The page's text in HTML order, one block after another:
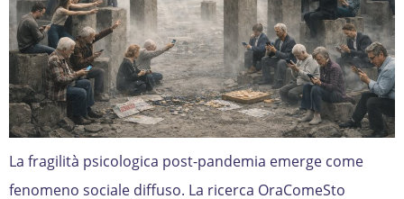
La fragilità psicologica post-pandemia emerge come
fenomeno sociale diffuso. La ricerca OraComeSto